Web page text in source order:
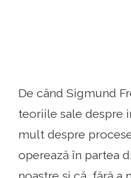
De când Sigmund
teoriile sale despre
mult despre
operează în partea